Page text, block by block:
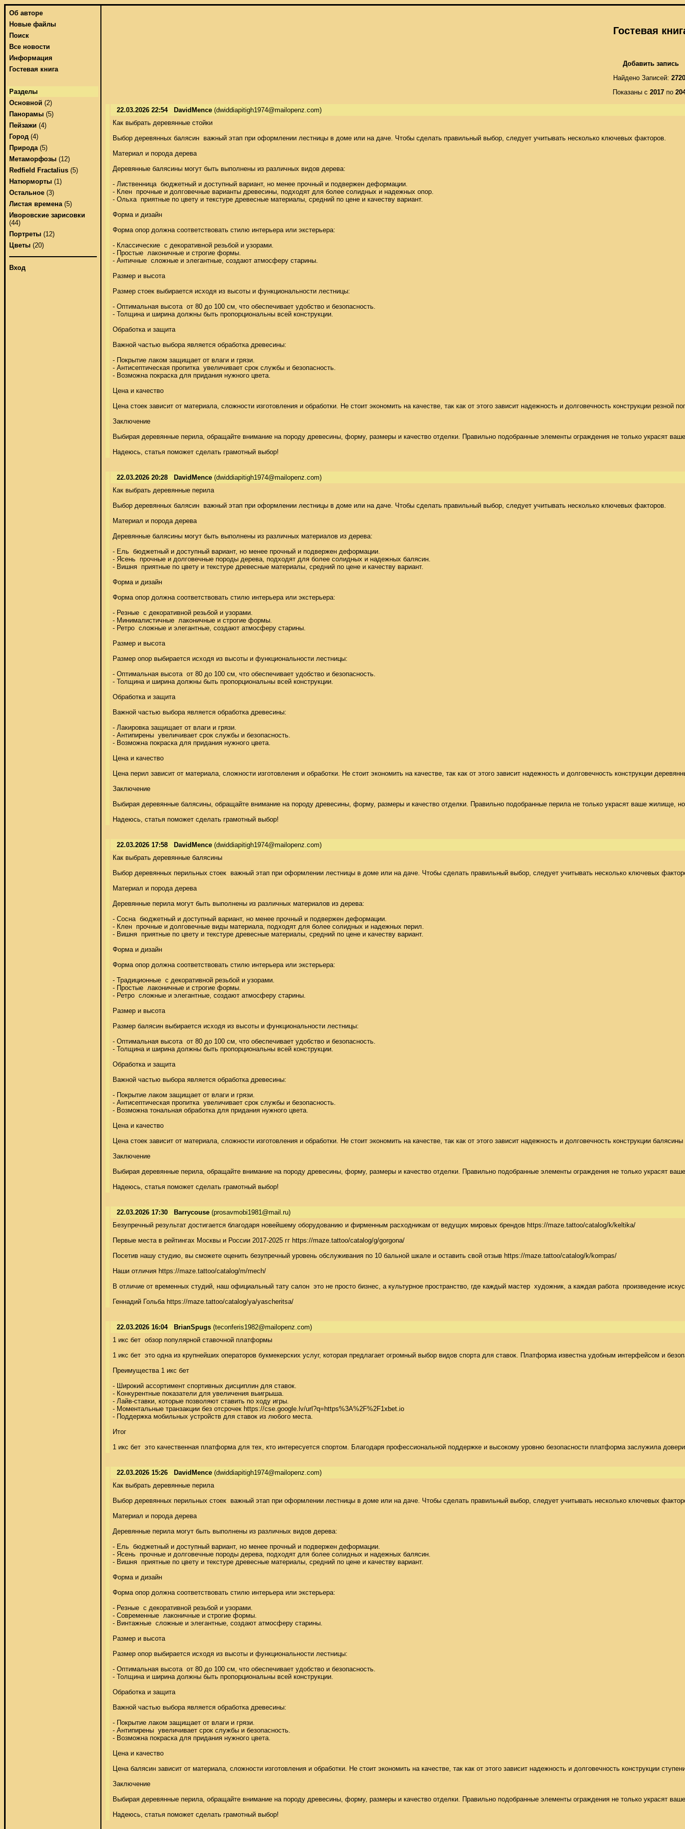
Об авторе
Новые файлы
Поиск
Все новости
Информация
Гостевая книга
Разделы
Основной (2)
Панорамы (5)
Пейзажи (4)
Город (4)
Природа(5)
Метаморфозы (12)
Redfield Fractalius (5)
Натюрморты (1)
Остальное (3)
Листая времена(5)
Иворовские зарисовки
(44)
Портреты (12)
Цветы (20)
Вход
Гостевая
Добавить запись
Найдено Записей:
Показаны с 2017по
22.03.2026 22:54 DavidMence (dwiddiapitigh1974@mailopenz.com)
Как выбрать деревянные стойки
Выбор деревянных балясин  важный этап при оформлении лестницы в доме или на даче. Чтобы сделать правильный выбор, следует учитывать несколько ключевых факторов.
Материал и порода дерева
Деревянные балясины могут быть выполнены из различных видов дерева:
- Лиственница  бюджетный и доступный вариант, но менее прочный и подвержен деформации.
- Клен  прочные и долговечные варианты древесины, подходят для более солидных и надежных опор.
- Ольха  приятные по цвету и текстуре древесные материалы, средний по цене и качеству вариант.
Форма и дизайн
Форма опор должна соответствовать стилю интерьера или экстерьера:
- Классические  с декоративной резьбой и узорами.
- Простые  лаконичные и строгие формы.
- Античные  сложные и элегантные, создают атмосферу старины.
Размер и высота
Размер стоек выбирается исходя из высоты и функциональности лестницы:
- Оптимальная высота  от 80 до 100 см, что обеспечивает удобство и безопасность.
- Толщина и ширина должны быть пропорциональны всей конструкции.
Обработка и защита
Важной частью выбора является обработка древесины:
- Покрытие лаком защищает от влаги и грязи.
- Антисептическая пропитка  увеличивает срок службы и безопасность.
- Возможна покраска для придания нужного цвета.
Цена и качество
Цена стоек зависит от материала, сложности изготовления и обработки. Не стоит экономить на качестве, так как от этого зависит надежность и долговечность конструкции резной
Заключение
Выбирая деревянные перила, обращайте внимание на породу древесины, форму, размеры и качество отделки. Правильно подобранные элементы ограждения не только украсят
Надеюсь, статья поможет сделать грамотный выбор!
22.03.2026 20:28 DavidMence (dwiddiapitigh1974@mailopenz.com)
Как выбрать деревянные перила
Выбор деревянных балясин  важный этап при оформлении лестницы в доме или на даче. Чтобы сделать правильный выбор, следует учитывать несколько ключевых факторов.
Материал и порода дерева
Деревянные балясины могут быть выполнены из различных материалов из дерева:
- Ель  бюджетный и доступный вариант, но менее прочный и подвержен деформации.
- Ясень  прочные и долговечные породы дерева, подходят для более солидных и надежных балясин.
- Вишня  приятные по цвету и текстуре древесные материалы, средний по цене и качеству вариант.
Форма и дизайн
Форма опор должна соответствовать стилю интерьера или экстерьера:
- Резные  с декоративной резьбой и узорами.
- Минималистичные  лаконичные и строгие формы.
- Ретро  сложные и элегантные, создают атмосферу старины.
Размер и высота
Размер опор выбирается исходя из высоты и функциональности лестницы:
- Оптимальная высота  от 80 до 100 см, что обеспечивает удобство и безопасность.
- Толщина и ширина должны быть пропорциональны всей конструкции.
Обработка и защита
Важной частью выбора является обработка древесины:
- Лакировка защищает от влаги и грязи.
- Антипирены  увеличивает срок службы и безопасность.
- Возможна покраска для придания нужного цвета.
Цена и качество
Цена перил зависит от материала, сложности изготовления и обработки. Не стоит экономить на качестве, так как от этого зависит надежность и долговечность конструкции
Заключение
Выбирая деревянные балясины, обращайте внимание на породу древесины, форму, размеры и качество отделки. Правильно подобранные перила не только украсят ваше жилище,
Надеюсь, статья поможет сделать грамотный выбор!
22.03.2026 17:58 DavidMence (dwiddiapitigh1974@mailopenz.com)
Как выбрать деревянные балясины
Выбор деревянных перильных стоек  важный этап при оформлении лестницы в доме или на даче. Чтобы сделать правильный выбор, следует учитывать несколько ключевых
Материал и порода дерева
Деревянные перила могут быть выполнены из различных материалов из дерева:
- Сосна  бюджетный и доступный вариант, но менее прочный и подвержен деформации.
- Клен  прочные и долговечные виды материала, подходят для более солидных и надежных перил.
- Вишня  приятные по цвету и текстуре древесные материалы, средний по цене и качеству вариант.
Форма и дизайн
Форма опор должна соответствовать стилю интерьера или экстерьера:
- Традиционные  с декоративной резьбой и узорами.
- Простые  лаконичные и строгие формы.
- Ретро  сложные и элегантные, создают атмосферу старины.
Размер и высота
Размер балясин выбирается исходя из высоты и функциональности лестницы:
- Оптимальная высота  от 80 до 100 см, что обеспечивает удобство и безопасность.
- Толщина и ширина должны быть пропорциональны всей конструкции.
Обработка и защита
Важной частью выбора является обработка древесины:
- Покрытие лаком защищает от влаги и грязи.
- Антисептическая пропитка  увеличивает срок службы и безопасность.
- Возможна тональная обработка для придания нужного цвета.
Цена и качество
Цена стоек зависит от материала, сложности изготовления и обработки. Не стоит экономить на качестве, так как от этого зависит надежность и долговечность конструкции
Заключение
Выбирая деревянные перила, обращайте внимание на породу древесины, форму, размеры и качество отделки. Правильно подобранные элементы ограждения не только украсят
Надеюсь, статья поможет сделать грамотный выбор!
22.03.2026 17:30 Barrycouse (prosavmobi1981@mail.ru)
Безупречный результат достигается благодаря новейшему оборудованию и фирменным расходникам от ведущих мировых брендов https://maze.tattoo/catalog/k/keltika/
Первые места в рейтингах Москвы и России 2017-2025 гг https://maze.tattoo/catalog/g/gorgona/
Посетив нашу студию, вы сможете оценить безупречный уровень обслуживания по 10 бальной шкале и оставить свой отзыв https://maze.tattoo/catalog/k/kompas/
Наши отличия https://maze.tattoo/catalog/m/mech/
В отличие от временных студий, наш официальный тату салон  это не просто бизнес, а культурное пространство, где каждый мастер  художник, а каждая работа  произведение
Геннадий Гольба https://maze.tattoo/catalog/ya/yascheritsa/
22.03.2026 16:04 BrianSpugs (teconferis1982@mailopenz.com)
1 икс бет  обзор популярной ставочной платформы
1 икс бет  это одна из крупнейших операторов букмекерских услуг, которая предлагает огромный выбор видов спорта для ставок. Платформа известна удобным интерфейсом и
Преимущества 1 икс бет
- Широкий ассортимент спортивных дисциплин для ставок.
- Конкурентные показатели для увеличения выигрыша.
- Лайв-ставки, которые позволяют ставить по ходу игры.
- Моментальные транзакции без отсрочек https://cse.google.lv/url?q=https%3A%2F%2F1xbet.io
- Поддержка мобильных устройств для ставок из любого места.
Итог
1 икс бет  это качественная платформа для тех, кто интересуется спортом. Благодаря профессиональной поддержке и высокому уровню безопасности платформа заслужила
22.03.2026 15:26 DavidMence (dwiddiapitigh1974@mailopenz.com)
Как выбрать деревянные перила
Выбор деревянных перильных стоек  важный этап при оформлении лестницы в доме или на даче. Чтобы сделать правильный выбор, следует учитывать несколько ключевых
Материал и порода дерева
Деревянные перила могут быть выполнены из различных видов дерева:
- Ель  бюджетный и доступный вариант, но менее прочный и подвержен деформации.
- Ясень  прочные и долговечные породы дерева, подходят для более солидных и надежных балясин.
- Вишня  приятные по цвету и текстуре древесные материалы, средний по цене и качеству вариант.
Форма и дизайн
Форма опор должна соответствовать стилю интерьера или экстерьера:
- Резные  с декоративной резьбой и узорами.
- Современные  лаконичные и строгие формы.
- Винтажные  сложные и элегантные, создают атмосферу старины.
Размер и высота
Размер опор выбирается исходя из высоты и функциональности лестницы:
- Оптимальная высота  от 80 до 100 см, что обеспечивает удобство и безопасность.
- Толщина и ширина должны быть пропорциональны всей конструкции.
Обработка и защита
Важной частью выбора является обработка древесины:
- Покрытие лаком защищает от влаги и грязи.
- Антипирены  увеличивает срок службы и безопасность.
- Возможна покраска для придания нужного цвета.
Цена и качество
Цена балясин зависит от материала, сложности изготовления и обработки. Не стоит экономить на качестве, так как от этого зависит надежность и долговечность конструкции
Заключение
Выбирая деревянные перила, обращайте внимание на породу древесины, форму, размеры и качество отделки. Правильно подобранные элементы ограждения не только украсят
Надеюсь, статья поможет сделать грамотный выбор!